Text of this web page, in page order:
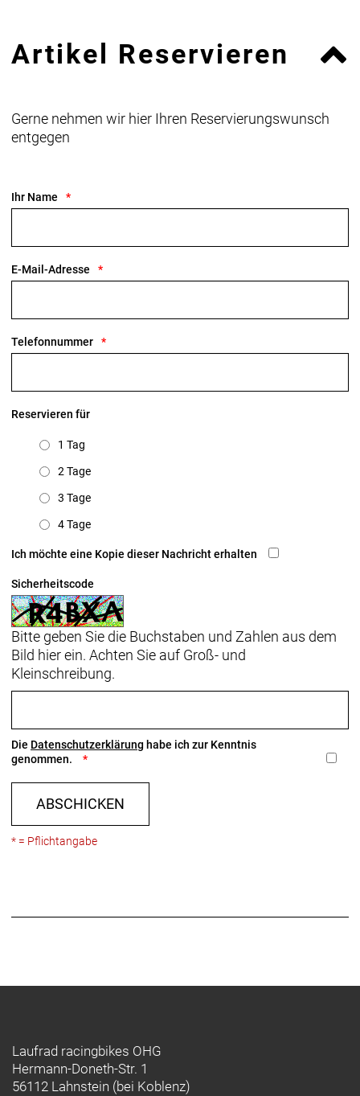
Artikel Reservieren
Gerne nehmen wir hier Ihren Reservierungswunsch
entgegen
Ihr Name
E-Mail-Adresse
Telefonnummer
Reservieren für
1 Tag
2 Tage
3 Tage
4 Tage
Ich möchte eine Kopie dieser Nachricht erhalten
Sicherheitscode
Bitte geben Sie die Buchstaben und Zahlen aus dem
Bild hier ein. Achten Sie auf Groß- und
Kleinschreibung.
Die Datenschutzerklärung habe ich zur Kenntnis
genommen.
ABSCHICKEN
* = Pflichtangabe
Laufrad racingbikes OHG
Hermann-Doneth-Str. 1
56112 Lahnstein (bei Koblenz)